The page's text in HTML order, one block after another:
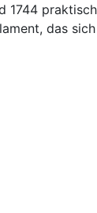
1744
das